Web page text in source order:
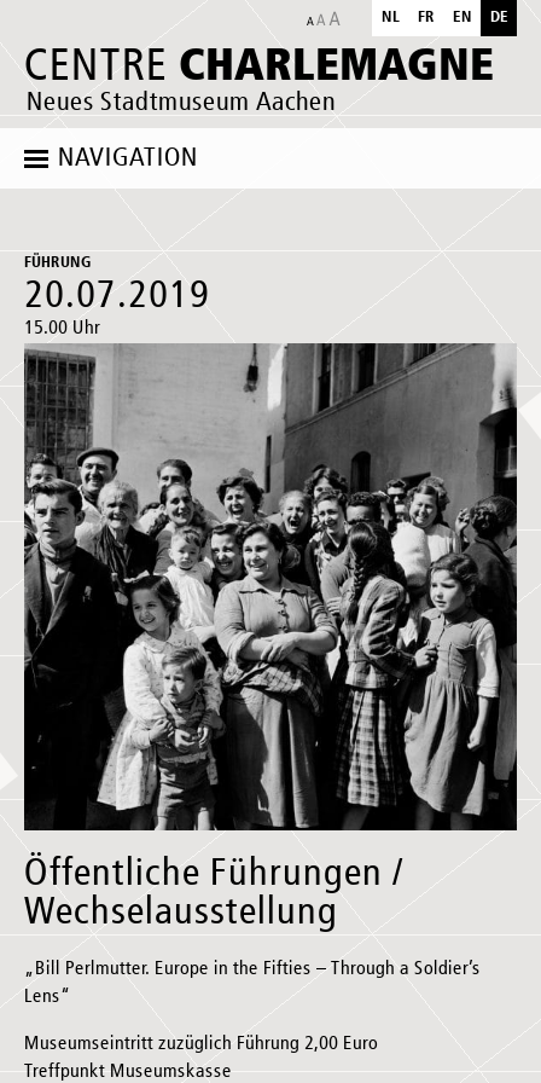
CENTRE CHARLEMAGNE
Neues Stadtmuseum Aachen
NL FR EN DE
NAVIGATION
FÜHRUNG
20.07.2019
15.00 Uhr
Öffentliche Führungen /
Wechselausstellung
„Bill Perlmutter. Europe in the Fifties – Through a Soldier’s
Lens“
Museumseintritt zuzüglich Führung 2,00 Euro
Treffpunkt Museumskasse